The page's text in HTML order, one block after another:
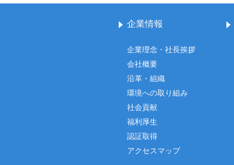
企業情報
企業理念・社長挨拶
会社概要
沿革・組織
環境への取り組み
社会貢献
福利厚生
認証取得
アクセスマップ